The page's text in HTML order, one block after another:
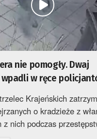
nie pomogły. Dwaj
wpadli w ręce
Krajeńskich
o kradzieże z
z nich podczas